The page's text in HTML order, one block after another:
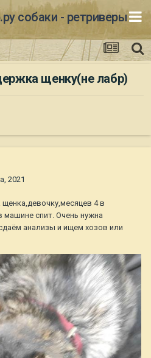
собаки - ретриверы
щенку(не лабр)
2021
4 в
машине спит. Очень нужна
анализы и ищем хозов или